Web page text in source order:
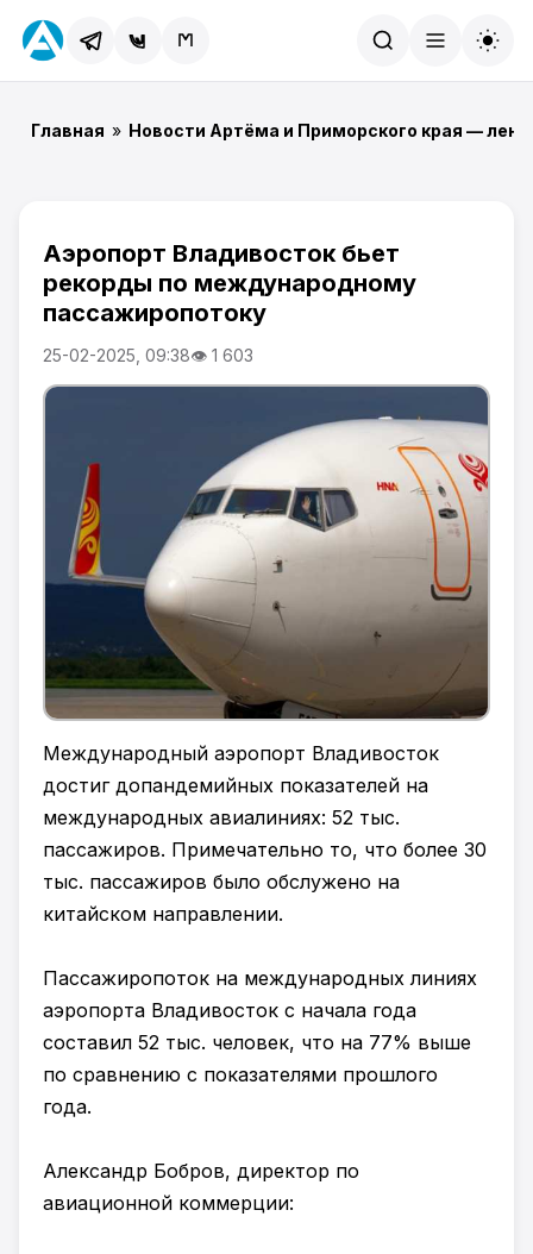
Главная » Новости Артёма и Приморского края —
Аэропорт Владивосток бьет
рекорды по международному
пассажиропотоку
25-02-2025, 09:38👁 1 603
Международный аэропорт Владивосток
достиг допандемийных показателей на
международных авиалиниях: 52 тыс.
пассажиров. Примечательно то, что более 30
тыс. пассажиров было обслужено на
китайском направлении.
Пассажиропоток на международных линиях
аэропорта Владивосток с начала года
составил 52 тыс. человек, что на 77% выше
по сравнению с показателями прошлого
года.
Александр Бобров, директор по
авиационной коммерции: